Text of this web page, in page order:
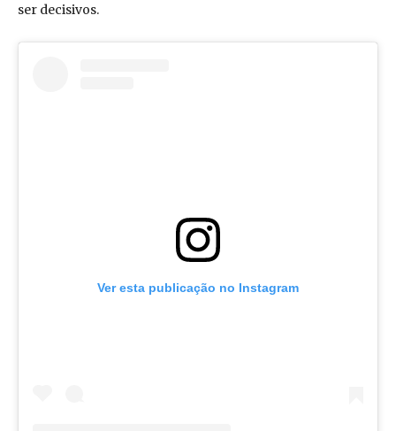
ser decisivos.
Ver esta publicação no Instagram